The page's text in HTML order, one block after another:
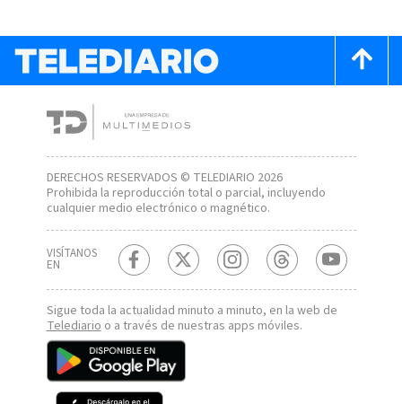
DERECHOS RESERVADOS © TELEDIARIO 2026
Prohibida la reproducción total o parcial, incluyendo
cualquier medio electrónico o magnético.
VISÍTANOS
EN
Sigue toda la actualidad minuto a minuto, en la web de
Telediario o a través de nuestras apps móviles.